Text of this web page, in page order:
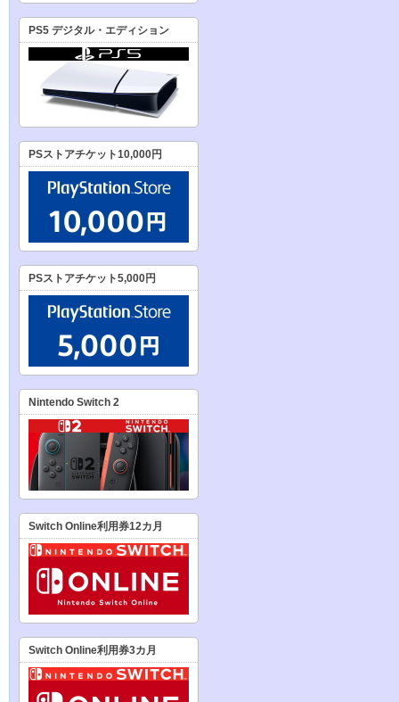
PS5 デジタル・エディション
PSストアチケット10,000円
PSストアチケット5,000円
Nintendo Switch 2
Switch Online利用券12カ月
Switch Online利用券3カ月